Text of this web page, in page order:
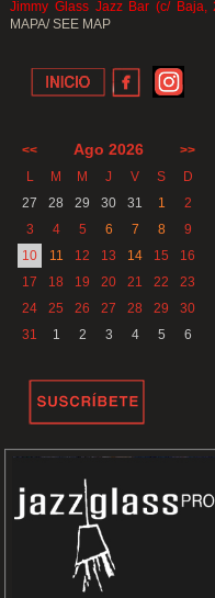
Jimmy Glass Jazz Bar (c/ Baja,
MAPA/ SEE MAP
<< Ago 2026
>>
L
M M J V S
D
27
28 29 30 31 1
2
3
4 5 6 7 8
9
10
11 12 13 14 15
16
17
18 19 20 21 22
23
24
25 26 27 28 29
30
31
1 2 3 4 5 6